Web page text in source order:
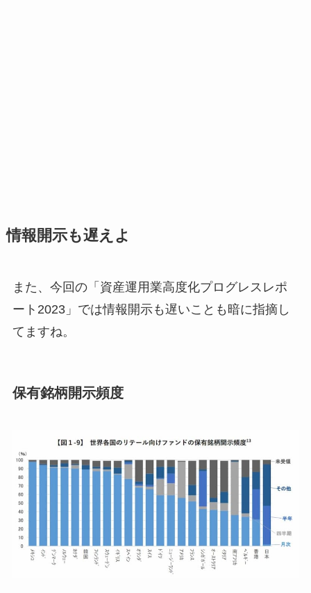
情報開示も遅えよ
また、今回の「資産運用業高度化プログレスレポ
ート2023」では情報開示も遅いことも暗に指摘し
てますね。
保有銘柄開示頻度